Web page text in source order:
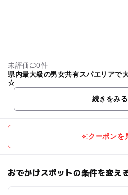
未評価
0件
県内最大級の男女共有スパエリアで
☆
続きをみる
クーポンを
おでかけスポットの条件を変え